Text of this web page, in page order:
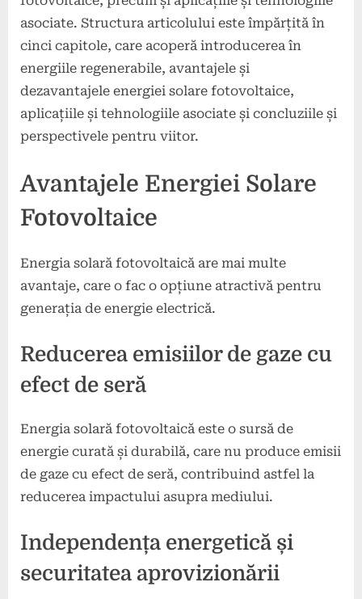
asociate. Structura articolului este împărțită în
cinci capitole, care acoperă introducerea în
energiile regenerabile, avantajele și
dezavantajele energiei solare fotovoltaice,
aplicațiile și tehnologiile asociate și concluziile și
perspectivele pentru viitor.
Avantajele Energiei Solare
Fotovoltaice
Energia solară fotovoltaică are mai multe
avantaje, care o fac o opțiune atractivă pentru
generația de energie electrică.
Reducerea emisiilor de gaze cu
efect de seră
Energia solară fotovoltaică este o sursă de
energie curată și durabilă, care nu produce emisii
de gaze cu efect de seră, contribuind astfel la
reducerea impactului asupra mediului.
Independența energetică și
securitatea aprovizionării